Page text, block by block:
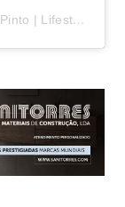
Uma publicação partilhada por Carolina Pinto | Lifestyle (@carolinamnpinto)